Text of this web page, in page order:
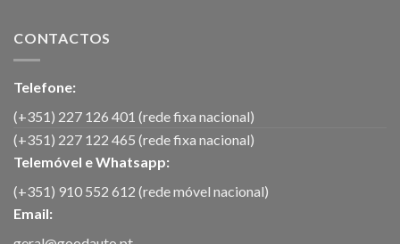
CONTACTOS
Telefone:
(+351) 227 126 401 (rede fixa nacional)
(+351) 227 122 465 (rede fixa nacional)
Telemóvel e Whatsapp:
(+351) 910 552 612 (rede móvel nacional)
Email: